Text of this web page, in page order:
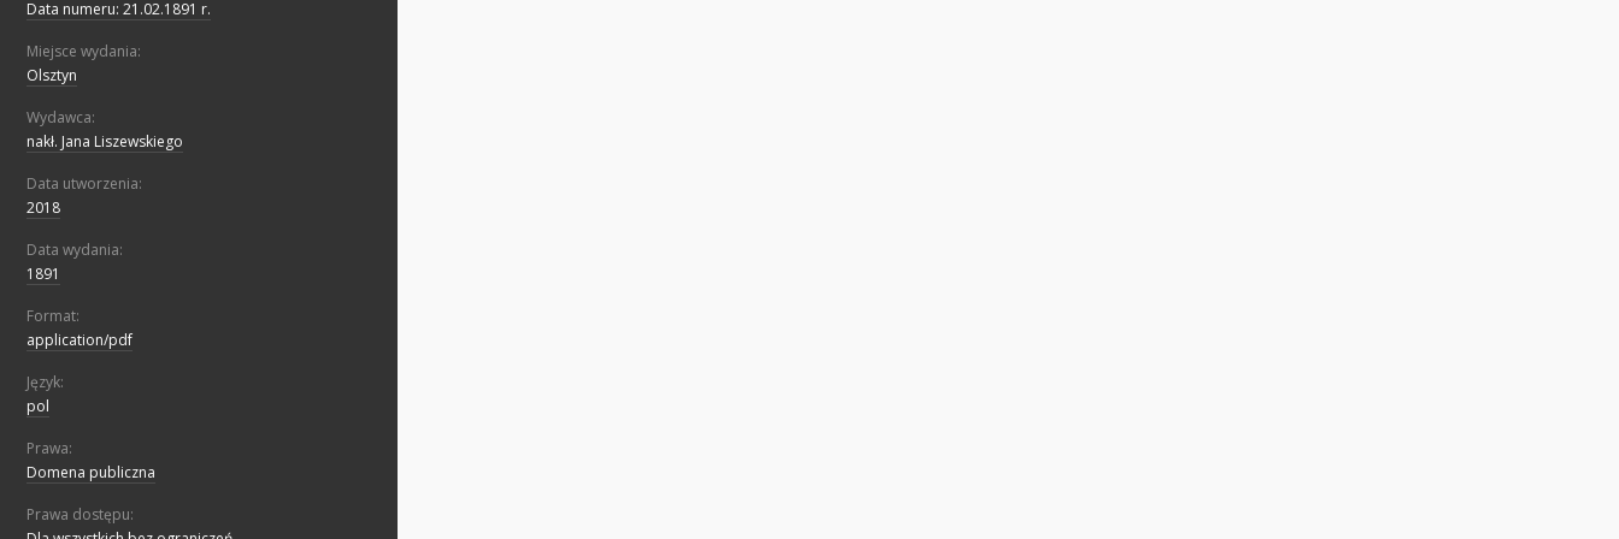
Data numeru: 21.02.1891 r.
Miejsce wydania:
Olsztyn
Wydawca:
nakł. Jana Liszewskiego
Data utworzenia:
2018
Data wydania:
1891
Format:
application/pdf
Język:
pol
Prawa:
Domena publiczna
Prawa dostępu: